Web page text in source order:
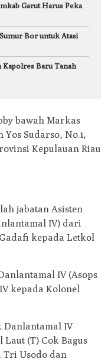
Garut Harus Peka
Bor untuk Atasi
Kapolres Baru Tanah
bawah Markas
Sudarso, No.1,
Kepulauan Riau
jabatan Asisten
IV) dari
kepada Letkol
IV (Asops
kepada Kolonel
Danlantamal IV
(T) Cok Bagus
Tri Usodo dan